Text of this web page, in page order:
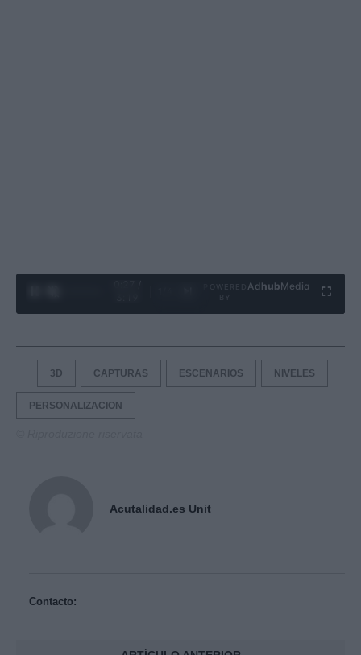
Ad hubMedia
3D CAPTURAS ESCENARIOS NIVELES
PERSONALIZACION
Acutalidad.es Unit
Contacto: